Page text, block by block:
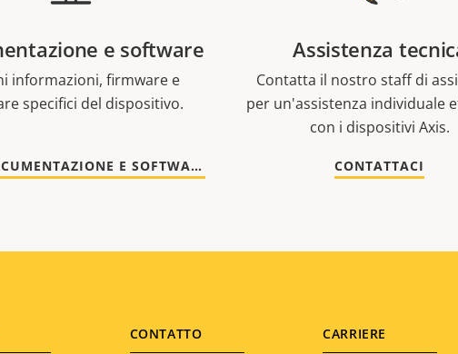
e software
informazioni, firmware e
specifici del dispositivo.
VAI A DOCUMENTAZIONE E SOFTWARE
Assistenza
Contatta il nostro staff di
per un'assistenza individuale
con i dispositivi Axis.
CONTATTACI
CONTATTO CARRIERE